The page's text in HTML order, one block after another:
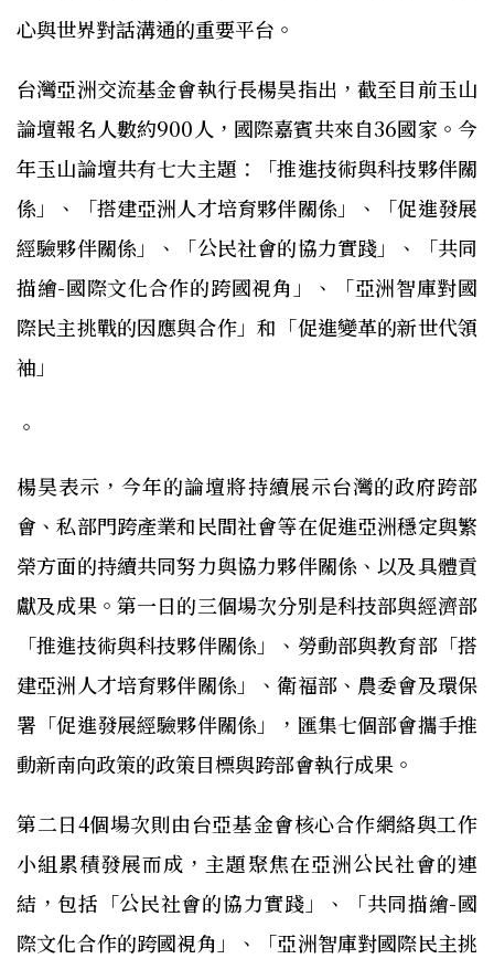
心與世界對話溝通的重要平台。
台灣亞洲交流基金會執行長楊昊指出，截至目前玉山
論壇報名人數約900人，國際嘉賓共來自36國家。今
年玉山論壇共有七大主題：「推進技術與科技夥伴關
係」、「搭建亞洲人才培育夥伴關係」、「促進發展
經驗夥伴關係」、「公民社會的協力實踐」、「共同
描繪-國際文化合作的跨國視角」、「亞洲智庫對國
際民主挑戰的因應與合作」和「促進變革的新世代領
袖」
。
楊昊表示，今年的論壇將持續展示台灣的政府跨部
會、私部門跨產業和民間社會等在促進亞洲穩定與繁
榮方面的持續共同努力與協力夥伴關係、以及具體貢
獻及成果。第一日的三個場次分別是科技部與經濟部
「推進技術與科技夥伴關係」、勞動部與教育部「搭
建亞洲人才培育夥伴關係」、衛福部、農委會及環保
署「促進發展經驗夥伴關係」，匯集七個部會攜手推
動新南向政策的政策目標與跨部會執行成果。
第二日4個場次則由台亞基金會核心合作網絡與工作
小組累積發展而成，主題聚焦在亞洲公民社會的連
結，包括「公民社會的協力實踐」、「共同描繪-國
際文化合作的跨國視角」、「亞洲智庫對國際民主挑